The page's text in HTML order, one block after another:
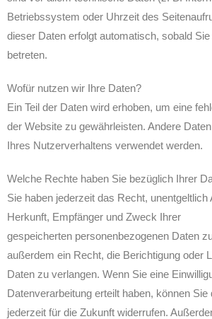
Betriebssystem oder Uhrzeit des
dieser Daten erfolgt automatisch, sobald
betreten.
Wofür nutzen wir Ihre Daten?
Ein Teil der Daten wird erhoben, um eine
der Website zu gewährleisten. Andere
Ihres Nutzerverhaltens verwendet werden.
Welche Rechte haben Sie bezüglich Ihrer
Sie haben jederzeit das Recht, unentgeltlich
Herkunft, Empfänger und Zweck Ihrer
gespeicherten personenbezogenen Daten
außerdem ein Recht, die Berichtigung oder
Daten zu verlangen. Wenn Sie eine
Datenverarbeitung erteilt haben, können Sie
jederzeit für die Zukunft widerrufen.